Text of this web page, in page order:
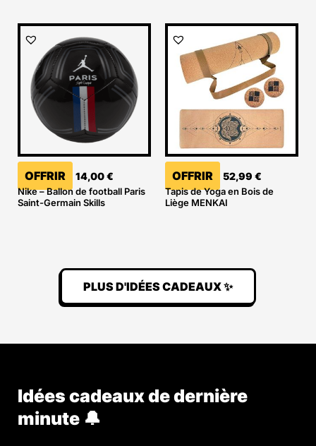
OFFRIR 14,00€
Nike – Ballon de football Paris
Saint-Germain Skills
OFFRIR 52,99 €
Tapis de Yoga en Bois de
Liège MENKAI
PLUS D'IDÉES CADEAUX ✨
Idées cadeaux de dernière
minute 🔔